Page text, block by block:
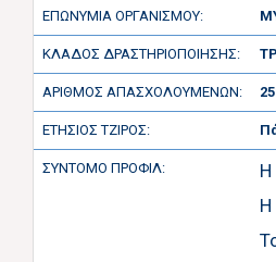
ΕΠΩΝΥΜΙΑ ΟΡΓΑΝΙΣΜΟΥ:
ΚΛΑΔΟΣ ΔΡΑΣΤΗΡΙΟΠΟΙΗΣΗΣ:
ΑΡΙΘΜΟΣ ΑΠΑΣΧΟΛΟΥΜΕΝΩΝ:
ΕΤΗΣΙΟΣ ΤΖΙΡΟΣ:
ΣΥΝΤΟΜΟ ΠΡΟΦΙΛ:
Η
Η